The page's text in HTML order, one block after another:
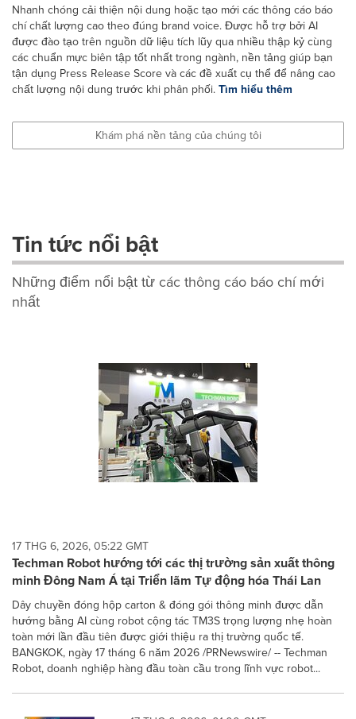
Nhanh chóng cải thiện nội dung hoặc tạo mới các thông cáo báo
chí chất lượng cao theo đúng brand voice. Được hỗ trợ bởi AI
được đào tạo trên nguồn dữ liệu tích lũy qua nhiều thập kỷ cùng
các chuẩn mực biên tập tốt nhất trong ngành, nền tảng giúp bạn
tận dụng Press Release Score và các đề xuất cụ thể để nâng cao
chất lượng nội dung trước khi phân phối.Tìm hiểu thêm
Khám phá nền tảng của chúng tôi
Tin tức nổi bật
Những điểm nổi bật từ các thông cáo báo chí mới
nhất
17 THG 6, 2026, 05:22 GMT
Techman Robot hướng tới các thị trường sản xuất thông
minh Đông Nam Á tại Triển lãm Tự động hóa Thái Lan
Dây chuyền đóng hộp carton & đóng gói thông minh được dẫn
hướng bằng AI cùng robot cộng tác TM3S trọng lượng nhẹ hoàn
toàn mới lần đầu tiên được giới thiệu ra thị trường quốc tế.
BANGKOK, ngày 17 tháng 6 năm 2026 /PRNewswire/ -- Techman
Robot, doanh nghiệp hàng đầu toàn cầu trong lĩnh vực robot...